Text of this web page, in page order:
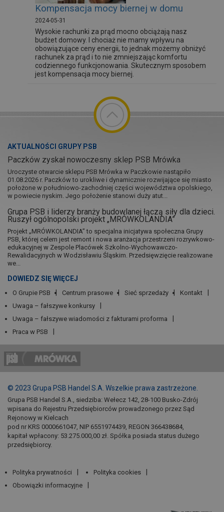
Kompensacja mocy biernej w domu
2024-05-31
Wysokie rachunki za prąd mocno obciążają nasz
budżet domowy. I chociaż nie mamy wpływu na
obowiązujące ceny energii, to jednak możemy obniżyć
rachunek za prąd i to nie zmniejszając komfortu
codziennego funkcjonowania. Skutecznym sposobem
jest kompensacja mocy biernej.
AKTUALNOŚCI GRUPY PSB
Paczków zyskał nowoczesny sklep PSB Mrówka
Uroczyste otwarcie sklepu PSB Mrówka w Paczkowie nastąpiło
01.08.2026 r. Paczków to urokliwe i dynamicznie rozwijające się miasto
położone w południowo-zachodniej części województwa opolskiego,
w powiecie nyskim. Jego położenie stanowi duży atut...
Grupa PSB i liderzy branży budowlanej łączą siły dla dzieci.
Ruszył ogólnopolski projekt „MRÓWKOLANDIA”
Projekt „MRÓWKOLANDIA” to specjalna inicjatywa społeczna Grupy
PSB, której celem jest remont i nowa aranżacja przestrzeni rozrywkowo-
edukacyjnej w Zespole Placówek Szkolno-Wychowawczo-
Rewalidacyjnych w Wodzisławiu Śląskim. Przedsięwzięcie realizowane
we...
DOWIEDZ SIĘ WIĘCEJ
O Grupie PSB Centrum prasowe Sieć sprzedaży
Kontakt
Uwaga – fałszywe konkursy
Uwaga – fałszywe wiadomości z fakturami proforma
Praca w PSB
© 2023 Grupa PSB Handel S.A. Wszelkie prawa zastrzeżone.
Grupa PSB Handel S.A., siedziba: Wełecz 142, 28-100 Busko-Zdrój
wpisana do Rejestru Przedsiębiorców prowadzonego przez Sąd
Rejonowy w Kielcach
pod nr KRS 0000661047, NIP 6551974439, REGON 366438684,
kapitał wpłacony: 53.275.000,00 zł. Spółka posiada status dużego
przedsiębiorcy.
Polityka prywatności
Polityka cookies
Obowiązki informacyjne